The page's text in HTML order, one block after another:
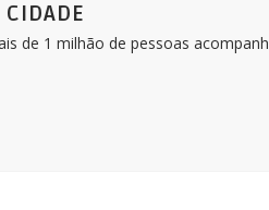
de 1 milhão de pessoas